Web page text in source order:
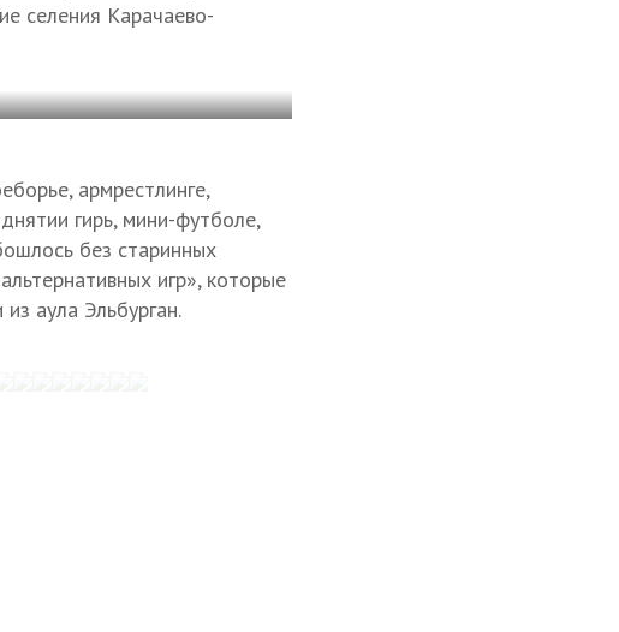
селения Карачаево-
армрестлинге,
гирь, мини-футболе,
без старинных
игр», которые
аула Эльбурган.